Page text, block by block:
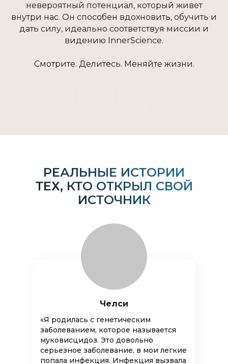
невероятный потенциал, который живет
внутри нас. Он способен вдохновить, обучить и
дать силу, идеально соответствуя миссии и
видению InnerScience.
Смотрите. Делитесь. Меняйте жизни.
Челси
«Я родилась с генетическим
заболеванием, которое называется
муковисцидоз. Это довольно
серьезное заболевание, в мои легкие
попала инфекция. Инфекция вызвала
РЕАЛЬНЫЕ ИСТОРИИ
ТЕХ, КТО ОТКРЫЛ СВОЙ
ИСТОЧНИК